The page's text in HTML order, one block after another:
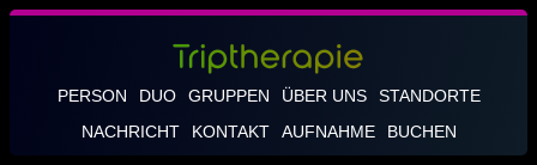
PERSON DUO GRUPPEN ÜBER UNS
STANDORTE
NACHRICHT
KONTAKT AUFNAHME BUCHEN